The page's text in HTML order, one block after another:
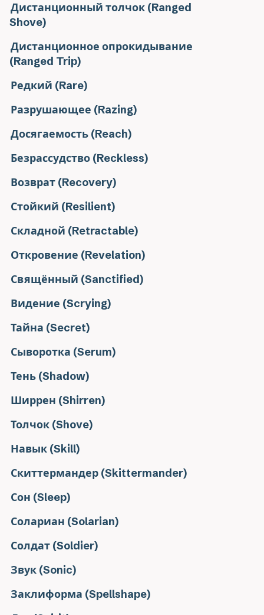
Дистанционный толчок (Ranged
Shove)
Дистанционное опрокидывание
(Ranged Trip)
Редкий (Rare)
Разрушающее (Razing)
Досягаемость (Reach)
Безрассудство (Reckless)
Возврат (Recovery)
Стойкий (Resilient)
Складной (Retractable)
Откровение (Revelation)
Свящённый (Sanctified)
Видение (Scrying)
Тайна (Secret)
Сыворотка (Serum)
Тень (Shadow)
Ширрен (Shirren)
Толчок (Shove)
Навык (Skill)
Скиттермандер (Skittermander)
Сон (Sleep)
Солариан (Solarian)
Солдат (Soldier)
Звук (Sonic)
Заклиформа (Spellshape)